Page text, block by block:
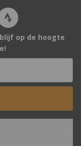
op de hoogte